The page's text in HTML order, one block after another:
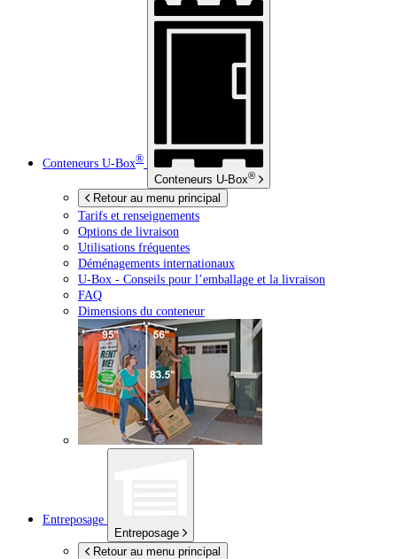
Conteneurs U-Box®
Conteneurs U-Box®
Retour au menu principal
Tarifs et renseignements
Options de livraison
Utilisations fréquentes
Déménagements internationaux
U-Box - Conseils pour l’emballage et la livraison
FAQ
Dimensions du conteneur
Entreposage
Entreposage
Retour au menu principal